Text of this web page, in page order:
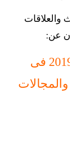
والعلاقات
عن:
جوائز جامعة أسوان لعام 2019 فى
والمجالات